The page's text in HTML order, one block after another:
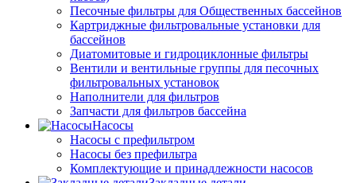
Песочные фильтры для Общественных бассейнов
Картриджные фильтровальные установки для
бассейнов
Диатомитовые и гидроциклонные фильтры
Вентили и вентильные группы для песочных
фильтровальных установок
Наполнители для фильтров
Запчасти для фильтров бассейна
Насосы
Насосы с префильтром
Насосы без префильтра
Комплектующие и принадлежности насосов